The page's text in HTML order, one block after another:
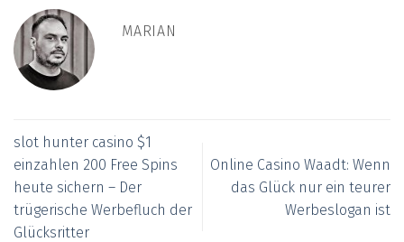
MARIAN
slot hunter casino $1
einzahlen 200 Free Spins
heute sichern – Der
trügerische Werbefluch der
Glücksritter
Online Casino Waadt: Wenn
das Glück nur ein teurer
Werbeslogan ist